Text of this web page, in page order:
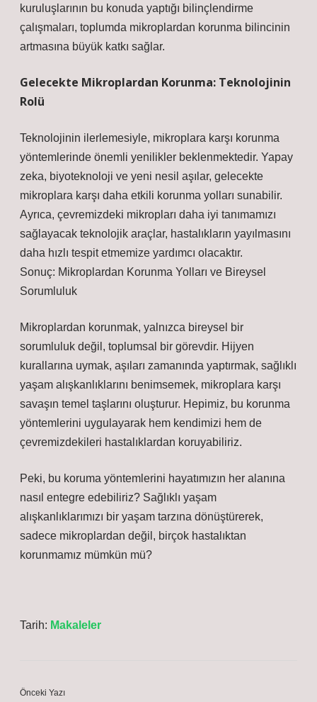
kuruluşlarının bu konuda yaptığı bilinçlendirme
çalışmaları, toplumda mikroplardan korunma bilincinin
artmasına büyük katkı sağlar.
Gelecekte Mikroplardan Korunma: Teknolojinin
Rolü
Teknolojinin ilerlemesiyle, mikroplara karşı korunma
yöntemlerinde önemli yenilikler beklenmektedir. Yapay
zeka, biyoteknoloji ve yeni nesil aşılar, gelecekte
mikroplara karşı daha etkili korunma yolları sunabilir.
Ayrıca, çevremizdeki mikropları daha iyi tanımamızı
sağlayacak teknolojik araçlar, hastalıkların yayılmasını
daha hızlı tespit etmemize yardımcı olacaktır.
Sonuç: Mikroplardan Korunma Yolları ve Bireysel
Sorumluluk
Mikroplardan korunmak, yalnızca bireysel bir
sorumluluk değil, toplumsal bir görevdir. Hijyen
kurallarına uymak, aşıları zamanında yaptırmak, sağlıklı
yaşam alışkanlıklarını benimsemek, mikroplara karşı
savaşın temel taşlarını oluşturur. Hepimiz, bu korunma
yöntemlerini uygulayarak hem kendimizi hem de
çevremizdekileri hastalıklardan koruyabiliriz.
Peki, bu koruma yöntemlerini hayatımızın her alanına
nasıl entegre edebiliriz? Sağlıklı yaşam
alışkanlıklarımızı bir yaşam tarzına dönüştürerek,
sadece mikroplardan değil, birçok hastalıktan
korunmamız mümkün mü?
Tarih: Makaleler
Önceki Yazı